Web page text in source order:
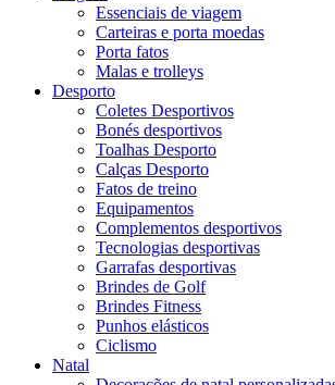
Essenciais de viagem
Carteiras e porta moedas
Porta fatos
Malas e trolleys
Desporto
Coletes Desportivos
Bonés desportivos
Toalhas Desporto
Calças Desporto
Fatos de treino
Equipamentos
Complementos desportivos
Tecnologias desportivas
Garrafas desportivas
Brindes de Golf
Brindes Fitness
Punhos elásticos
Ciclismo
Natal